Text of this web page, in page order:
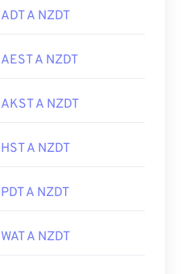
ADT A NZDT
AEST A NZDT
AKST A NZDT
HST A NZDT
PDT A NZDT
WAT A NZDT